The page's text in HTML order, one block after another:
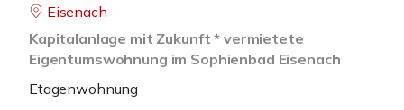
Eisenach
Kapitalanlage mit Zukunft * vermietete
Eigentumswohnung im Sophienbad Eisenach
Etagenwohnung